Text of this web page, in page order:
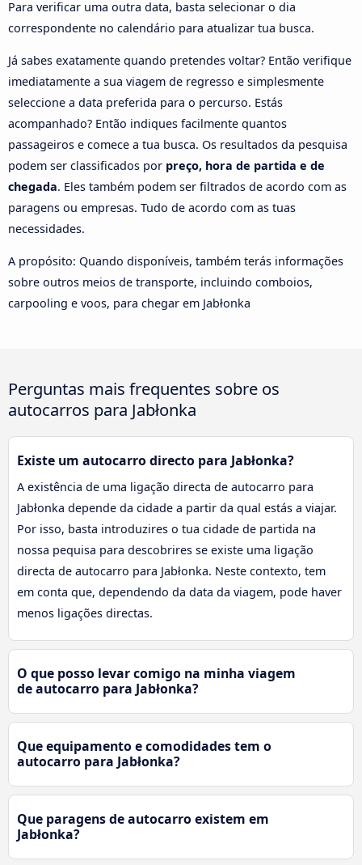
Para verificar uma outra data, basta selecionar o dia
correspondente no calendário para atualizar tua busca.
Já sabes exatamente quando pretendes voltar? Então verifique
imediatamente a sua viagem de regresso e simplesmente
seleccione a data preferida para o percurso. Estás
acompanhado? Então indiques facilmente quantos
passageiros e comece a tua busca. Os resultados da pesquisa
podem ser classificados por preço, hora de partida e de
chegada. Eles também podem ser filtrados de acordo com as
paragens ou empresas. Tudo de acordo com as tuas
necessidades.
A propósito: Quando disponíveis, também terás informações
sobre outros meios de transporte, incluindo comboios,
carpooling e voos, para chegar em Jabłonka
Perguntas mais frequentes sobre os
autocarros para Jabłonka
Existe um autocarro directo para Jabłonka?
A existência de uma ligação directa de autocarro para
Jabłonka depende da cidade a partir da qual estás a viajar.
Por isso, basta introduzires o tua cidade de partida na
nossa pequisa para descobrires se existe uma ligação
directa de autocarro para Jabłonka. Neste contexto, tem
em conta que, dependendo da data da viagem, pode haver
menos ligações directas.
O que posso levar comigo na minha viagem
de autocarro para Jabłonka?
Que equipamento e comodidades tem o
autocarro para Jabłonka?
Que paragens de autocarro existem em
Jabłonka?